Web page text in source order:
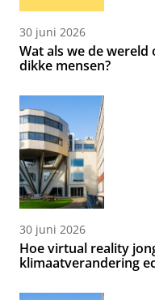
30 juni 2026
Wat als we de
dikke mensen?
30 juni 2026
Hoe virtual reality
klimaatverandering